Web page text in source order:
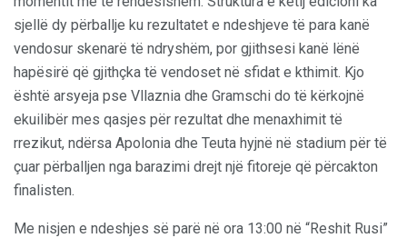
sjellë dy përballje ku rezultatet e ndeshjeve të para kanë
vendosur skenarë të ndryshëm, por gjithsesi kanë lënë
hapësirë që gjithçka të vendoset në sfidat e kthimit. Kjo
është arsyeja pse Vllaznia dhe Gramschi do të kërkojnë
ekuilibër mes qasjes për rezultat dhe menaxhimit të
rrezikut, ndërsa Apolonia dhe Teuta hyjnë në stadium për të
çuar përballjen nga barazimi drejt një fitoreje që përcakton
finalisten.
Me nisjen e ndeshjes së parë në ora 13:00 në “Reshit Rusi”